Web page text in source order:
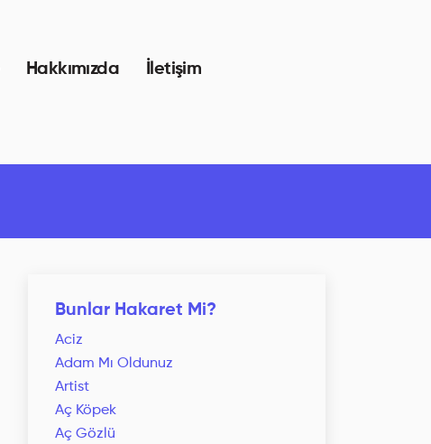
Hakkımızda İletişim
Bunlar Hakaret Mi?
Aciz
Adam Mı Oldunuz
Artist
Aç Köpek
Aç Gözlü